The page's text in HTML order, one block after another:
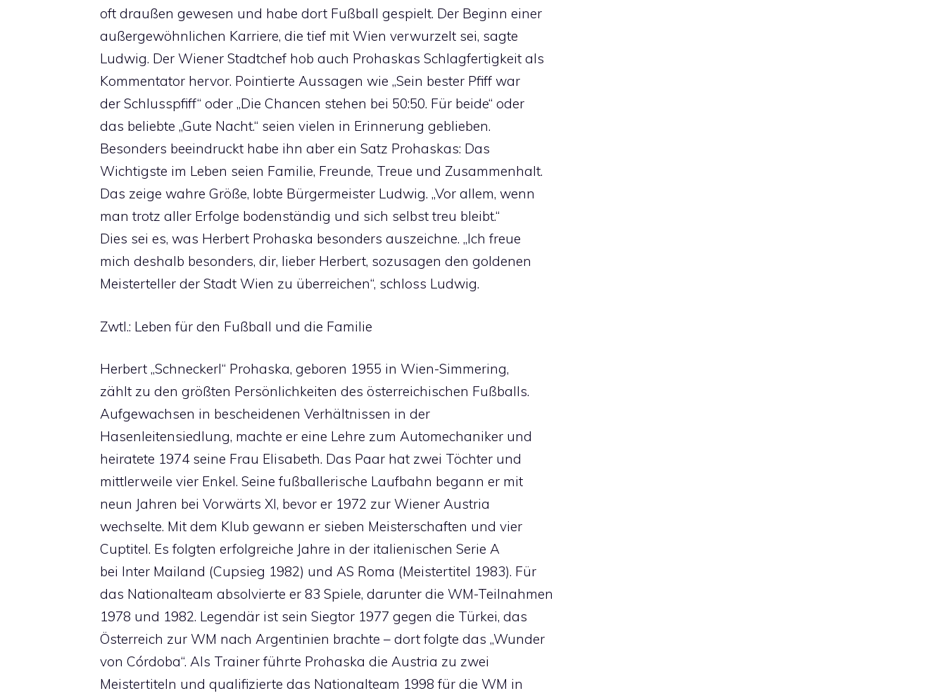
oft draußen gewesen und habe dort Fußball gespielt. Der Beginn einer
außergewöhnlichen Karriere, die tief mit Wien verwurzelt sei, sagte
Ludwig. Der Wiener Stadtchef hob auch Prohaskas Schlagfertigkeit als
Kommentator hervor. Pointierte Aussagen wie „Sein bester Pfiff war
der Schlusspfiff“ oder „Die Chancen stehen bei 50:50. Für beide“ oder
das beliebte „Gute Nacht.“ seien vielen in Erinnerung geblieben.
Besonders beeindruckt habe ihn aber ein Satz Prohaskas: Das
Wichtigste im Leben seien Familie, Freunde, Treue und Zusammenhalt.
Das zeige wahre Größe, lobte Bürgermeister Ludwig. „Vor allem, wenn
man trotz aller Erfolge bodenständig und sich selbst treu bleibt.“
Dies sei es, was Herbert Prohaska besonders auszeichne. „Ich freue
mich deshalb besonders, dir, lieber Herbert, sozusagen den goldenen
Meisterteller der Stadt Wien zu überreichen“, schloss Ludwig.
Zwtl.: Leben für den Fußball und die Familie
Herbert „Schneckerl“ Prohaska, geboren 1955 in Wien-Simmering,
zählt zu den größten Persönlichkeiten des österreichischen Fußballs.
Aufgewachsen in bescheidenen Verhältnissen in der
Hasenleitensiedlung, machte er eine Lehre zum Automechaniker und
heiratete 1974 seine Frau Elisabeth. Das Paar hat zwei Töchter und
mittlerweile vier Enkel. Seine fußballerische Laufbahn begann er mit
neun Jahren bei Vorwärts XI, bevor er 1972 zur Wiener Austria
wechselte. Mit dem Klub gewann er sieben Meisterschaften und vier
Cuptitel. Es folgten erfolgreiche Jahre in der italienischen Serie A
bei Inter Mailand (Cupsieg 1982) und AS Roma (Meistertitel 1983). Für
das Nationalteam absolvierte er 83 Spiele, darunter die WM-Teilnahmen
1978 und 1982. Legendär ist sein Siegtor 1977 gegen die Türkei, das
Österreich zur WM nach Argentinien brachte – dort folgte das „Wunder
von Córdoba“. Als Trainer führte Prohaska die Austria zu zwei
Meistertiteln und qualifizierte das Nationalteam 1998 für die WM in